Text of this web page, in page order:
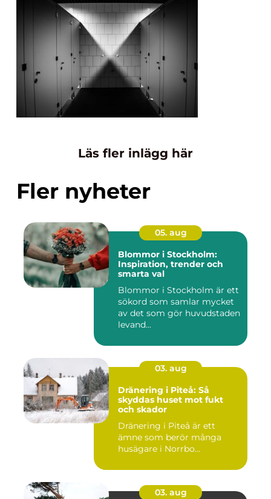
Läs fler inlägg här
Fler nyheter
05. aug
Blommor i Stockholm:
Inspiration, trender och
smarta val
Blommor i Stockholm är ett
sökord som samlar mycket
av det som gör huvudstaden
levand...
03. aug
Dränering i Piteå: Så
skyddas huset mot fukt
och skador
Dränering i Piteå är ett
ämne som berör många
husägare i Norrbo...
03. aug